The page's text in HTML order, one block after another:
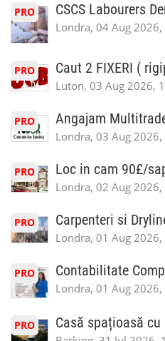
PRO CSCS Labourers
Londra, 04 Aug
PRO Caut 2 FIXERI (
Luton, 03 Aug 2026,
PRO Angajam
Londra, 03 Aug
PRO Loc in cam 90£/
Londra, 02 Aug
PRO Carpenteri si
Londra, 01 Aug
PRO Contabilitate
Londra, 01 Aug
PRO Casă spațioasă